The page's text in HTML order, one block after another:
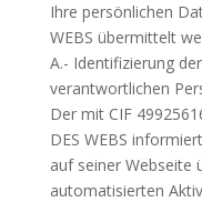
Ihre persönlichen
WEBS übermittelt
A.- Identifizierung
verantwortlichen
Der mit CIF
DES WEBS
auf seiner Webseite
automatisierten